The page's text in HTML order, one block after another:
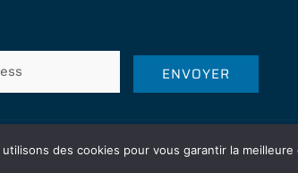
ENVOYER
utilisons des cookies pour vous garantir la